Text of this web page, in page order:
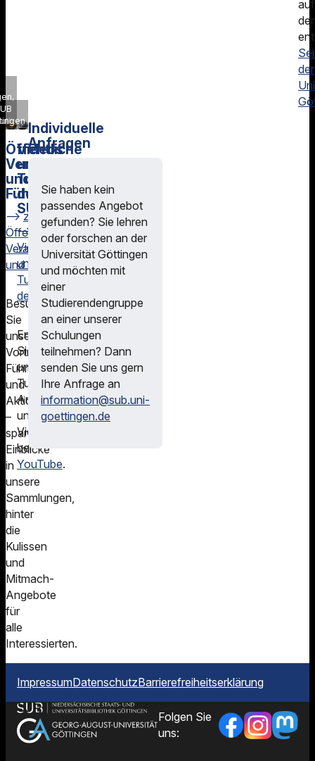
auf
der
Öffentliche
Veranstaltungen
und
Führungen
zu
Öffentliche
Veranstaltungen
und Führungen
Besuchen
Sie
unsere
Vorträge,
Führungen
und
Aktionstage
–
spannende
Einblicke
in
unsere
Sammlungen,
hinter
die
Kulissen
und
Mitmach-
Angebote
für
alle
Interessierten.
Videos
und
Tutorials
der
SUB
zu
Videos
und
Tutorials
der SUB
Entdecken
Sie
unsere
Tutorials,
Anleitungen
und
Videos
bei
YouTube.
Individuelle
Anfragen
Sie haben kein
passendes Angebot
gefunden? Sie lehren
oder forschen an der
Universität Göttingen
und möchten mit
einer
Studierendengruppe
an einer unserer
Schulungen
teilnehmen? Dann
senden Sie uns gern
Ihre Anfrage an
information@sub.uni-
goettingen.de
ImpressumDatenschutzBarrierefreiheitserklärung
Folgen Sie
uns: